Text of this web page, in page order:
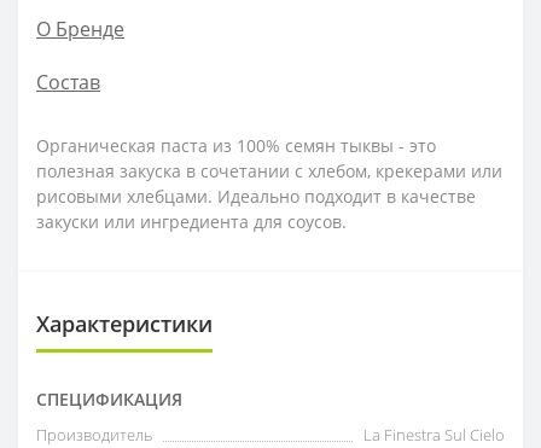
О Бренде
Состав
Органическая паста из 100% семян тыквы - это
полезная закуска в сочетании с хлебом, крекерами или
рисовыми хлебцами. Идеально подходит в качестве
закуски или ингредиента для соусов.
Характеристики
СПЕЦИФИКАЦИЯ
Производитель
La Finestra Sul Cielo